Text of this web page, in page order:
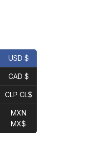
USD $
CAD $
CLP CL$
MXN
MX$